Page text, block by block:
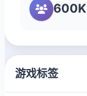
600K
游戏标签